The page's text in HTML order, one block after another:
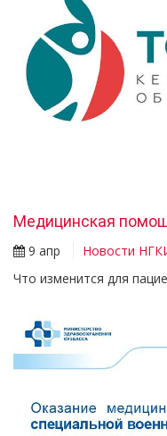
Медицинская
9 апр
Новости
Что изменится для